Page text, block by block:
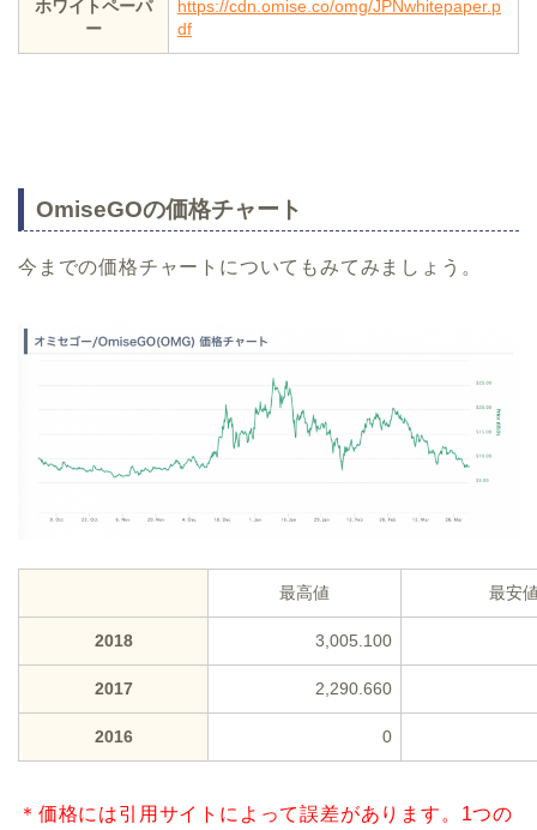
ホワイトペーパ
ー
https://cdn.omise.co/omg/JPNwhitepaper.p
df
OmiseGOの価格チャート
今までの価格チャートについてもみてみましょう。
最高値 最安
2018 3,005.100
2017 2,290.660
2016 0
＊価格には引用サイトによって誤差があります。1つの